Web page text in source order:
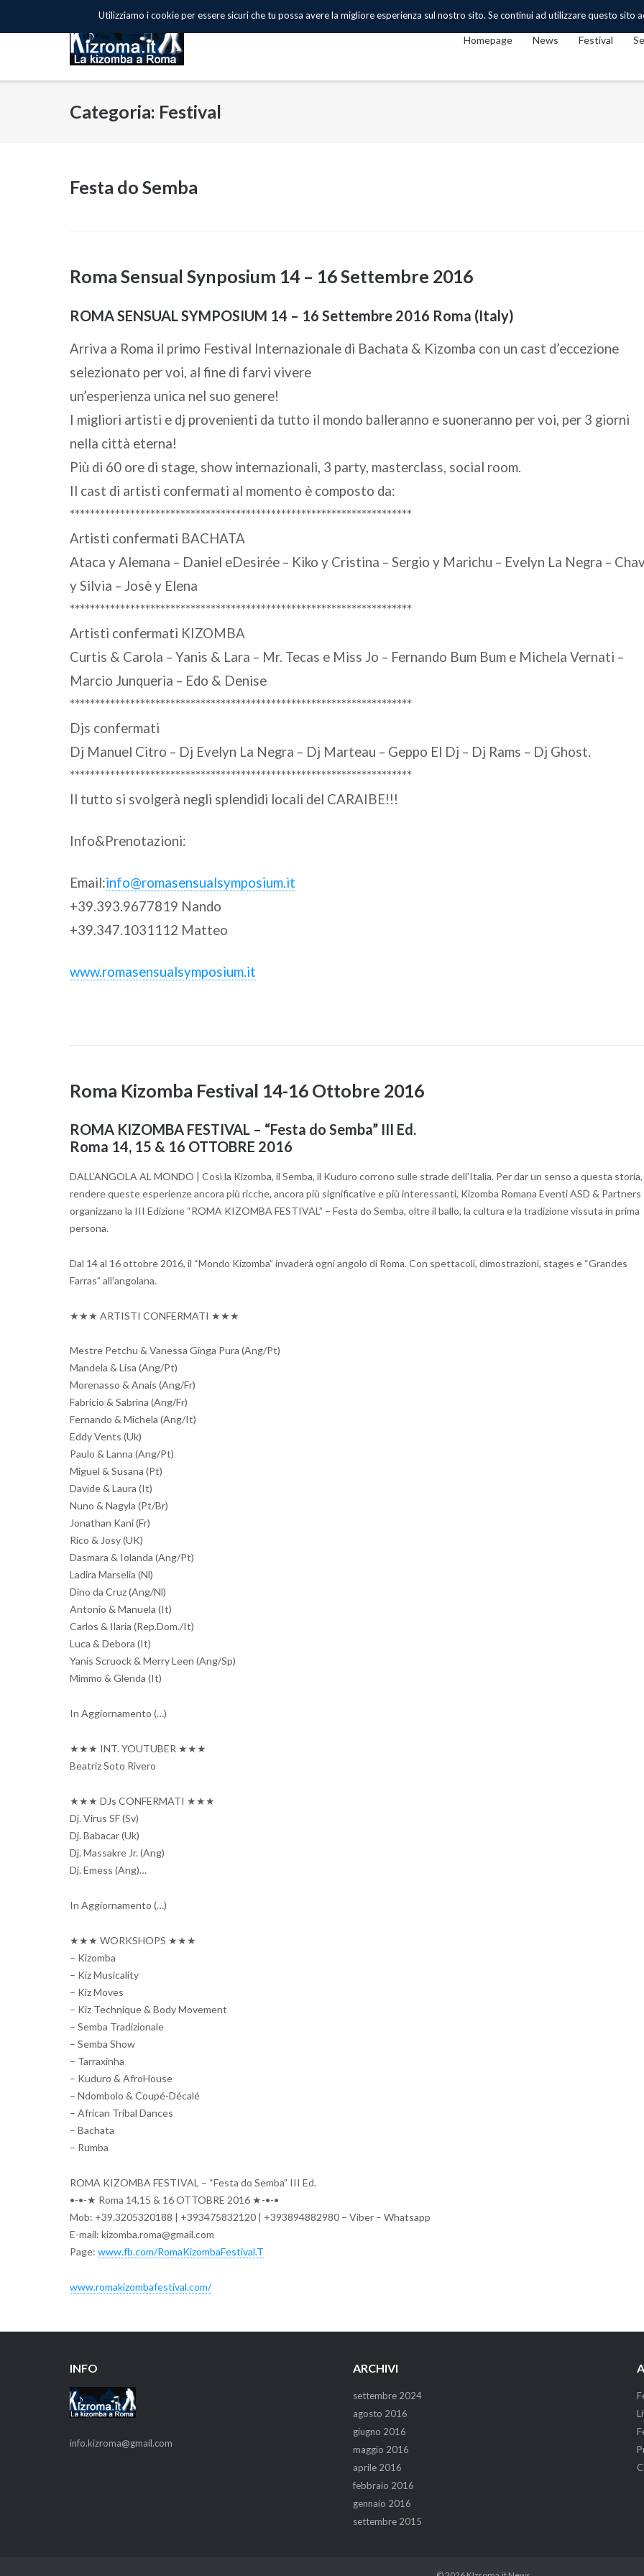
Homepage News Festival
Categoria: Festival
Festa do Semba
Roma Sensual Synposium 14 – 16 Settembre 2016
ROMA SENSUAL SYMPOSIUM 14 – 16 Settembre 2016 Roma (Italy)
Arriva a Roma il primo Festival Internazionale di Bachata & Kizomba con un cast d’eccezione
selezionato per voi, al fine di farvi vivere
un’esperienza unica nel suo genere!
I migliori artisti e dj provenienti da tutto il mondo balleranno e suoneranno per voi, per 3 giorni
nella città eterna!
Più di 60 ore di stage, show internazionali, 3 party, masterclass, social room.
Il cast di artisti confermati al momento è composto da:
********************************************************************
Artisti confermati BACHATA
Ataca y Alemana – Daniel eDesirée – Kiko y Cristina – Sergio y Marichu – Evelyn La Negra –
y Silvia – Josè y Elena
********************************************************************
Artisti confermati KIZOMBA
Curtis & Carola – Yanis & Lara – Mr. Tecas e Miss Jo – Fernando Bum Bum e Michela Vernati –
Marcio Junqueria – Edo & Denise
********************************************************************
Djs confermati
Dj Manuel Citro – Dj Evelyn La Negra – Dj Marteau – Geppo El Dj – Dj Rams – Dj Ghost.
********************************************************************
Il tutto si svolgerà negli splendidi locali del CARAIBE!!!
Info&Prenotazioni:
Email:info@romasensualsymposium.it
+39.393.9677819 Nando
+39.347.1031112 Matteo
www.romasensualsymposium.it
Roma Kizomba Festival 14-16 Ottobre 2016
ROMA KIZOMBA FESTIVAL – “Festa do Semba” III Ed.
Roma 14, 15 & 16 OTTOBRE 2016
DALL’ANGOLA AL MONDO | Così la Kizomba, il Semba, il Kuduro corrono sulle strade dell’Italia. Per dar un senso a questa
rendere queste esperienze ancora più ricche, ancora più significative e più interessanti, Kizomba Romana Eventi ASD & Partners
organizzano la III Edizione “ROMA KIZOMBA FESTIVAL” – Festa do Semba, oltre il ballo, la cultura e la tradizione vissuta in prima
persona.
Dal 14 al 16 ottobre 2016, il “Mondo Kizomba” invaderà ogni angolo di Roma. Con spettacoli, dimostrazioni, stages e “Grandes
Farras” all’angolana.
★★★ ARTISTI CONFERMATI ★★★
Mestre Petchu & Vanessa Ginga Pura (Ang/Pt)
Mandela & Lisa (Ang/Pt)
Morenasso & Anais (Ang/Fr)
Fabricio & Sabrina (Ang/Fr)
Fernando & Michela (Ang/It)
Eddy Vents (Uk)
Paulo & Lanna (Ang/Pt)
Miguel & Susana (Pt)
Davide & Laura (It)
Nuno & Nagyla (Pt/Br)
Jonathan Kani (Fr)
Rico & Josy (UK)
Dasmara & Iolanda (Ang/Pt)
Ladira Marselia (Nl)
Dino da Cruz (Ang/Nl)
Antonio & Manuela (It)
Carlos & Ilaria (Rep.Dom./It)
Luca & Debora (It)
Yanis Scruock & Merry Leen (Ang/Sp)
Mimmo & Glenda (It)
In Aggiornamento (…)
★★★ INT. YOUTUBER ★★★
Beatriz Soto Rivero
★★★ DJs CONFERMATI ★★★
Dj. Virus SF (Sv)
Dj. Babacar (Uk)
Dj. Massakre Jr. (Ang)
Dj. Emess (Ang)…
In Aggiornamento (…)
★★★ WORKSHOPS ★★★
– Kizomba
– Kiz Musicality
– Kiz Moves
– Kiz Technique & Body Movement
– Semba Tradizionale
– Semba Show
– Tarraxinha
– Kuduro & AfroHouse
– Ndombolo & Coupé-Décalé
– African Tribal Dances
– Bachata
– Rumba
ROMA KIZOMBA FESTIVAL – “Festa do Semba” III Ed.
•-•-★ Roma 14,15 & 16 OTTOBRE 2016 ★-•-•
Mob: +39.3205320188 | +393475832120 | +393894882980 – Viber – Whatsapp
E-mail: kizomba.roma@gmail.com
Page: www.fb.com/RomaKizombaFestival.T
www.romakizombafestival.com/
INFO
info.kizroma@gmail.com
ARCHIVI
settembre 2024
agosto 2016
giugno 2016
maggio 2016
aprile 2016
febbraio 2016
gennaio 2016
settembre 2015
Utilizziamo i cookie per essere sicuri che tu possa avere la migliore esperienza sul nostro sito. Se continui ad utilizzare questo sito